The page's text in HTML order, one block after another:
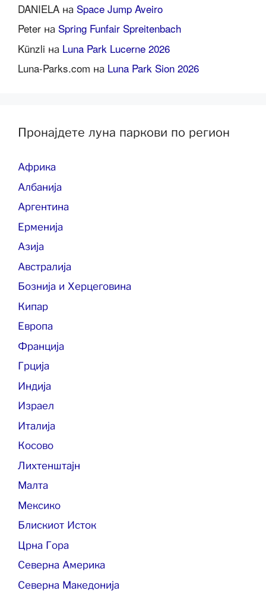
DANIELA на Space Jump Aveiro
Peter на Spring Funfair Spreitenbach
Künzli на Luna Park Lucerne 2026
Luna-Parks.com на Luna Park Sion 2026
Пронајдете луна паркови по регион
Африка
Албанија
Аргентина
Ерменија
Азија
Австралија
Бознија и Херцеговина
Кипар
Европа
Франција
Грција
Индија
Израел
Италија
Косово
Лихтенштајн
Малта
Мексико
Блискиот Исток
Црна Гора
Северна Америка
Северна Македонија